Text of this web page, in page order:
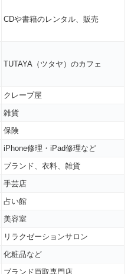
CDや書籍のレンタル、販売
TUTAYA（ツタヤ）のカフェ
クレープ屋
雑貨
保険
iPhone修理・iPad修理など
ブランド、衣料、雑貨
手芸店
占い館
美容室
リラクゼーションサロン
化粧品など
ブランド買取専門店